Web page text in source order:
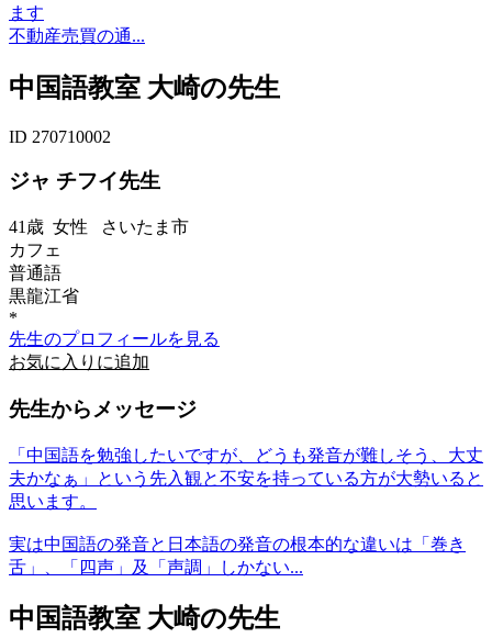
ます
不動産売買の通...
中国語教室 大崎の先生
ID 270710002
ジャ チフイ先生
41歳 女性 さいたま市
カフェ
普通語
黒龍江省
*
先生のプロフィールを見る
お気に入りに追加
先生からメッセージ
「中国語を勉強したいですが、どうも発音が難しそう、大丈
夫かなぁ」という先入観と不安を持っている方が大勢いると
思います。
実は中国語の発音と日本語の発音の根本的な違いは「巻き
舌」、「四声」及「声調」しかない...
中国語教室 大崎の先生